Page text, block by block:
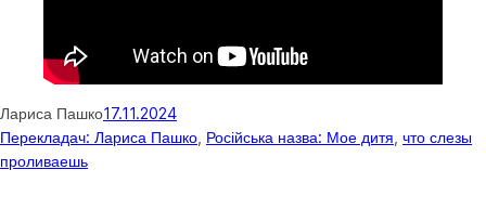
Лариса Пашко17.11.2024
Перекладач: Лариса Пашко Російська назва: Мое дитя что слезы
проливаешь